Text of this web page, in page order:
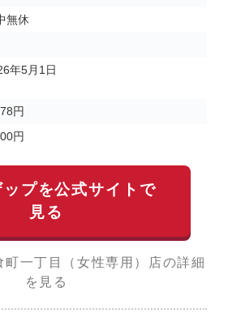
無休
年5月1日
円
円
プを公式サイトで
見る
町一丁目（女性専用）店の詳細
を見る